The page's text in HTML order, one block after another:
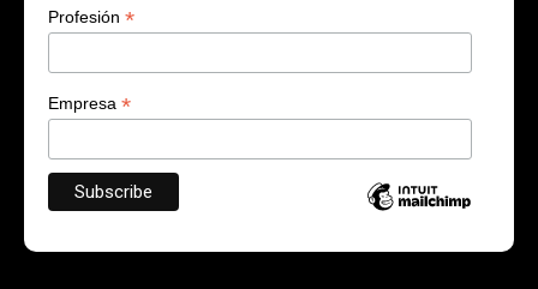
Profesión *
Empresa *